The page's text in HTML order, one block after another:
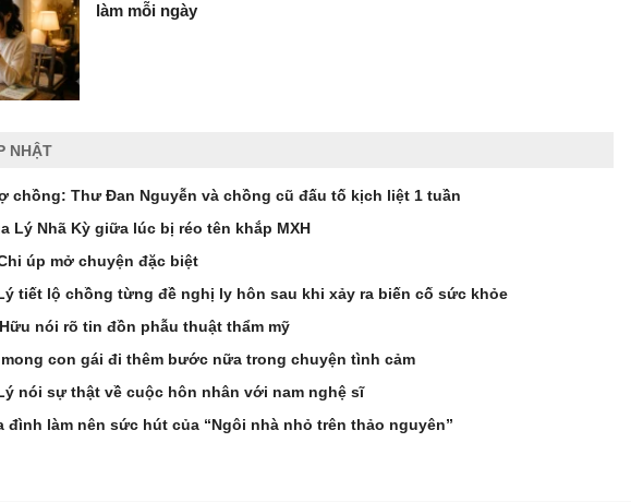
làm mỗi ngày
NHẬT
chồng: Thư Đan Nguyễn và chồng cũ đấu tố kịch liệt 1 tuần
Lý Nhã Kỳ giữa lúc bị réo tên khắp MXH
úp mở chuyện đặc biệt
tiết lộ chồng từng đề nghị ly hôn sau khi xảy ra biến cố sức khỏe
nói rõ tin đồn phẫu thuật thẩm mỹ
mong con gái đi thêm bước nữa trong chuyện tình cảm
nói sự thật về cuộc hôn nhân với nam nghệ sĩ
đình làm nên sức hút của “Ngôi nhà nhỏ trên thảo nguyên”